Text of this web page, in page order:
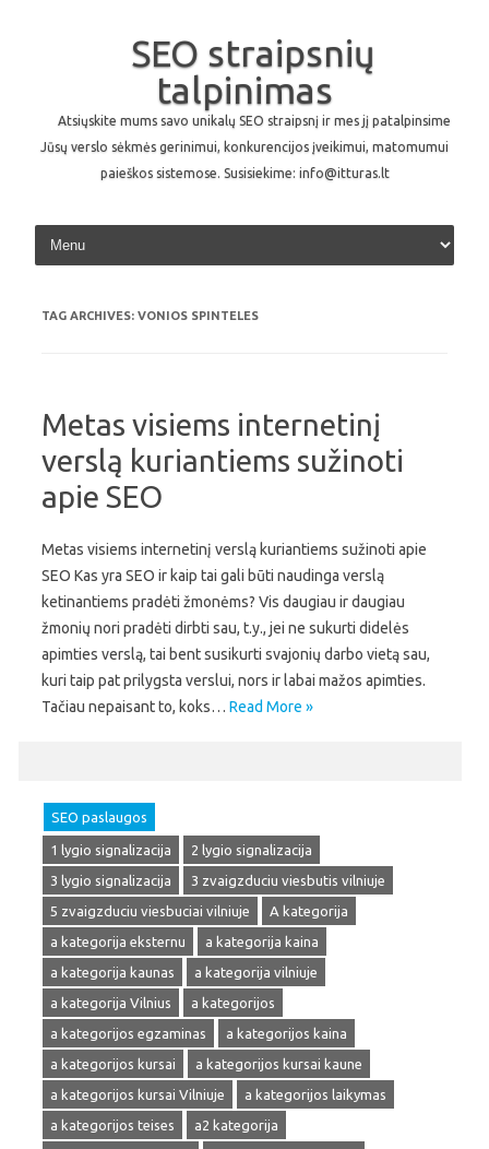
SEO straipsnių
talpinimas
Atsiųskite mums savo unikalų SEO straipsnį ir mes jį patalpinsime
Jūsų verslo sėkmės gerinimui, konkurencijos įveikimui, matomumui
paieškos sistemose. Susisiekime: info@itturas.lt
Skip to content
TAG ARCHIVES: VONIOS SPINTELES
Metas visiems internetinį
verslą kuriantiems sužinoti
apie SEO
Metas visiems internetinį verslą kuriantiems sužinoti apie
SEO Kas yra SEO ir kaip tai gali būti naudinga verslą
ketinantiems pradėti žmonėms? Vis daugiau ir daugiau
žmonių nori pradėti dirbti sau, t.y., jei ne sukurti didelės
apimties verslą, tai bent susikurti svajonių darbo vietą sau,
kuri taip pat prilygsta verslui, nors ir labai mažos apimties.
Tačiau nepaisant to, koks… Read More »
SEO paslaugos
1 lygio signalizacija
2 lygio signalizacija
3 lygio signalizacija
3 zvaigzduciu viesbutis vilniuje
5 zvaigzduciu viesbuciai vilniuje
A kategorija
a kategorija eksternu
a kategorija kaina
a kategorija kaunas
a kategorija vilniuje
a kategorija Vilnius
a kategorijos
a kategorijos egzaminas
a kategorijos kaina
a kategorijos kursai
a kategorijos kursai kaune
a kategorijos kursai Vilniuje
a kategorijos laikymas
a kategorijos teises
a2 kategorija